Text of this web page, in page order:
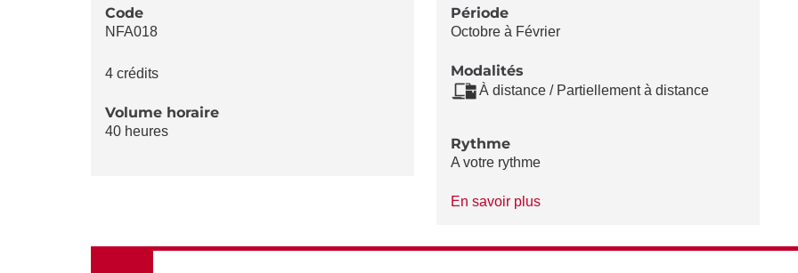
LA
Code
NFA018
4 crédits
Volume horaire
40 heures
Période
Octobre à Février
Modalités
À distance / Partiellement à distance
Rythme
A votre rythme
En savoir plusà
Rythme